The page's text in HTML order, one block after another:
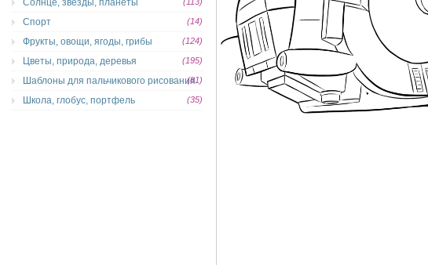
Спорт (14)
Фрукты, овощи, ягоды, грибы (124)
Цветы, природа, деревья (195)
Шаблоны для пальчикового рисования(81)
Школа, глобус, портфель (35)